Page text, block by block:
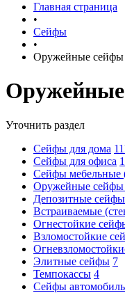
Главная страница
•
Сейфы
•
Оружейные
Уточнить раздел
Сейфы для дома
Сейфы для офиса
Сейфы мебельные
Оружейные
Депозитные сейфы
Встраиваемые
Огнестойкие
Взломостойкие
Элитные сейфы 7
Темпокассы 4
Сейфы